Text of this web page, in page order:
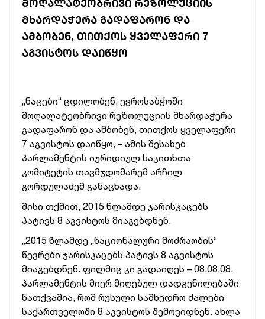
ᲛᲝᲦᲐᲚᲐᲢᲔᲝᲑᲠᲘᲕᲘ ᲠᲔᲖᲝᲚᲣᲪᲘᲘᲡ
ᲛᲮᲐᲠᲓᲐᲭᲔᲠᲐ ᲒᲐᲓᲐᲤᲐᲠᲝᲜ ᲓᲐ
ᲐᲛᲑᲝᲑᲔᲜ, ᲗᲘᲗᲥᲝᲡ ᲧᲕᲔᲚᲐᲤᲔᲠᲘ 7
ᲐᲒᲕᲘᲡᲢᲝᲡ ᲓᲐᲘᲬᲧᲝ
„ნაცები“ ცდილობენ, ევროსაბჭოში
მოღალატეობრივი რეზოლუციის მხარდაჭერა
გადაფარონ და ამბობენ, თითქოს ყველაფერი
7 აგვისტოს დაიწყო, – ამის შესახებ
პარლამენტის იურიდიულ საკითხთა
კომიტეტის თავმჯდომარემ არჩილ
გორდულაძემ განაცხადა.
მისი თქმით, 2015 წლამდე ჯარისკაცებს
პატივს 8 აგვისტოს მიაგებდნენ.
„2015 წლამდე „ნაციონალური მოძრაობის“
წევრები ჯარისკაცებს პატივს 8 აგვისტოს
მიაგებდნენ. ფილმიც კი გადაიღეს – 08.08.08.
პარლამენტის მიერ მიღებულ დადგენილებაში
ნათქვამია, რომ რუსული სამხედრო ძალები
საქართველოში 8 აგვისტოს შემოვიდნენ. ახლა